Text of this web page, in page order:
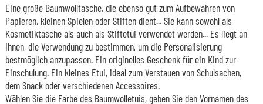
Eine große Baumwolltasche, die ebenso gut zum Aufbewahren von
Papieren, kleinen Spielen oder Stiften dient... Sie kann sowohl als
Kosmetiktasche als auch als Stiftetui verwendet werden... Es liegt an
Ihnen, die Verwendung zu bestimmen, um die Personalisierung
bestmöglich anzupassen. Ein originelles Geschenk für ein Kind zur
Einschulung. Ein kleines Etui, ideal zum Verstauen von Schulsachen,
dem Snack oder verschiedenen Accessoires.
Wählen Sie die Farbe des Baumwolletuis, geben Sie den Vornamen des